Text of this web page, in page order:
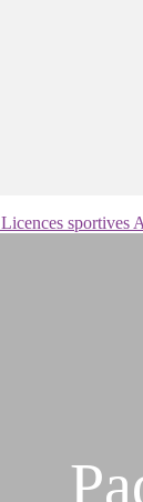
Licences sportives